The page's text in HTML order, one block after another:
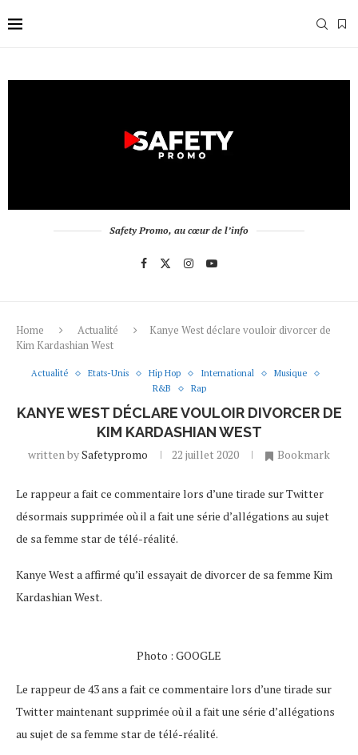
Safety Promo, au cœur de l’info
Home Actualité
Kanye West déclare vouloir divorcer de
Kim Kardashian West
Actualité Etats-Unis Hip Hop International
Musique
R&B
Rap
KANYE WEST DÉCLARE VOULOIR DIVORCER DE
KIM KARDASHIAN WEST
written bySafetypromo 22 juillet 2020 Bookmark
Le rappeur a fait ce commentaire lors d’une tirade sur Twitter
désormais supprimée où il a fait une série d’allégations au sujet
de sa femme star de télé-réalité.
Kanye West a affirmé qu’il essayait de divorcer de sa femme Kim
Kardashian West.
Photo : GOOGLE
Le rappeur de 43 ans a fait ce commentaire lors d’une tirade sur
Twitter maintenant supprimée où il a fait une série d’allégations
au sujet de sa femme star de télé-réalité.